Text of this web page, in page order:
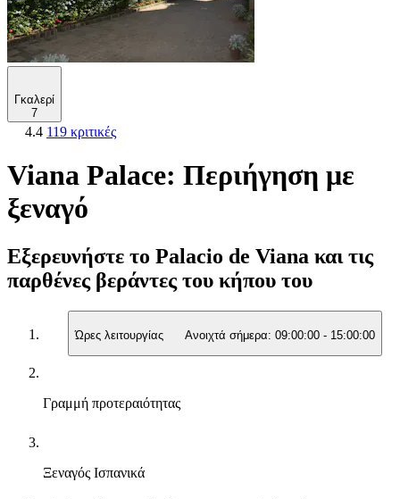
Γκαλερί
7
4.4 119 κριτικές
Viana Palace: Περιήγηση με
ξεναγό
Εξερευνήστε το Palacio de Viana και τις
παρθένες βεράντες του κήπου του
Ώρες λειτουργίας Ανοιχτά σήμερα: 09:00:00 - 15:00:00
Γραμμή προτεραιότητας
Ξεναγός Ισπανικά